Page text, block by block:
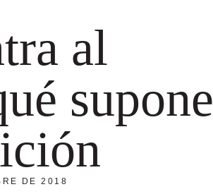
al
supone
DE 2018